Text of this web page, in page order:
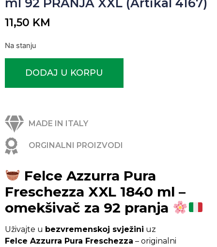
ml 92 PRANJA XXL (Artikal 4167)
11,50 KM
Na stanju
DODAJ U KORPU
MADE IN ITALY
ORGINALNI PROIZVODI
Felce Azzurra Pura
Freschezza XXL 1840 ml –
omekšivač za 92 pranja
Uživajte u bezvremenskoj svježini uz
Felce Azzurra Pura Freschezza – originalni